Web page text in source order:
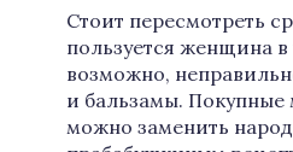
Стоит пересмотреть
пользуется женщина в
возможно,
и бальзамы.
можно заменить